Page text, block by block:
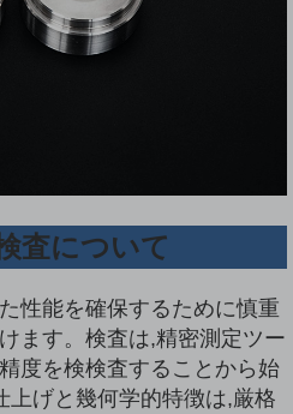
査について
性能を確保するために慎重
ます。検査は,精密測定ツー
度を検検査することから始
上げと幾何学的特徴は,厳格